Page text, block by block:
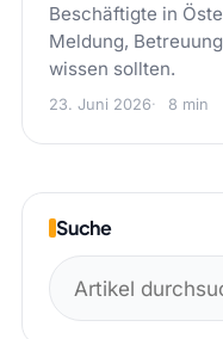
Beschäftigte in
Meldung,
wissen sollten.
23. Juni 2026 8 min
Suche
Suchen
nach: